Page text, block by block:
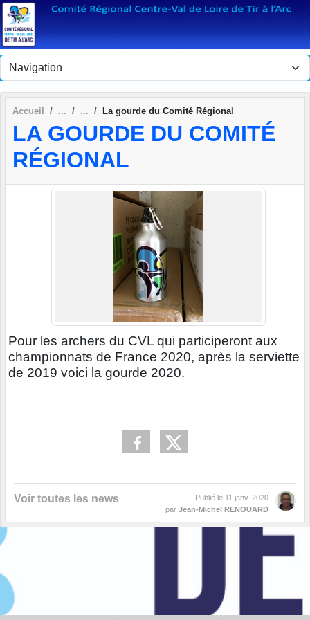
Accueil La gourde du Comité Régional
LA GOURDE DU COMITÉ
RÉGIONAL
Pour les archers du CVL qui participeront aux
championnats de France 2020, après la serviette
de 2019 voici la gourde 2020.
Voir toutes les news Publié le 11 janv. 2020
par Jean-Michel RENOUARD
Panneau de gestion des cookies